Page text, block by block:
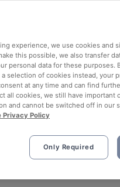
experience, we use cookies and
this possible, we also transfer
personal data for these purposes.
selection of cookies instead, your
at any time and can find
all cookies, we still have important
and cannot be switched off in our
Privacy Policy
Only Required